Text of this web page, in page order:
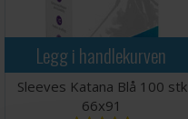
Legg i handlekurven
Sleeves Katana Blå 100 stk
66x91